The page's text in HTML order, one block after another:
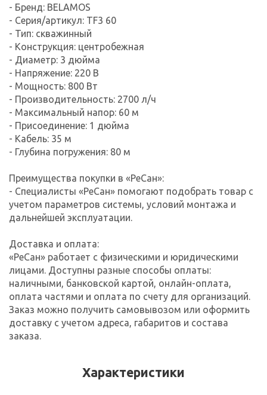
- Бренд: BELAMOS
- Серия/артикул: TF3 60
- Тип: скважинный
- Конструкция: центробежная
- Диаметр: 3 дюйма
- Напряжение: 220 В
- Мощность: 800 Вт
- Производительность: 2700 л/ч
- Максимальный напор: 60 м
- Присоединение: 1 дюйма
- Кабель: 35 м
- Глубина погружения: 80 м
Преимущества покупки в «РеСан»:
- Специалисты «РеСан» помогают подобрать товар с
учетом параметров системы, условий монтажа и
дальнейшей эксплуатации.
Доставка и оплата:
«РеСан» работает с физическими и юридическими
лицами. Доступны разные способы оплаты:
наличными, банковской картой, онлайн-оплата,
оплата частями и оплата по счету для организаций.
Заказ можно получить самовывозом или оформить
доставку с учетом адреса, габаритов и состава
заказа.
Характеристики